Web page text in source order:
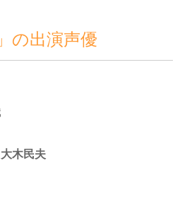
の出演声優
大木民夫